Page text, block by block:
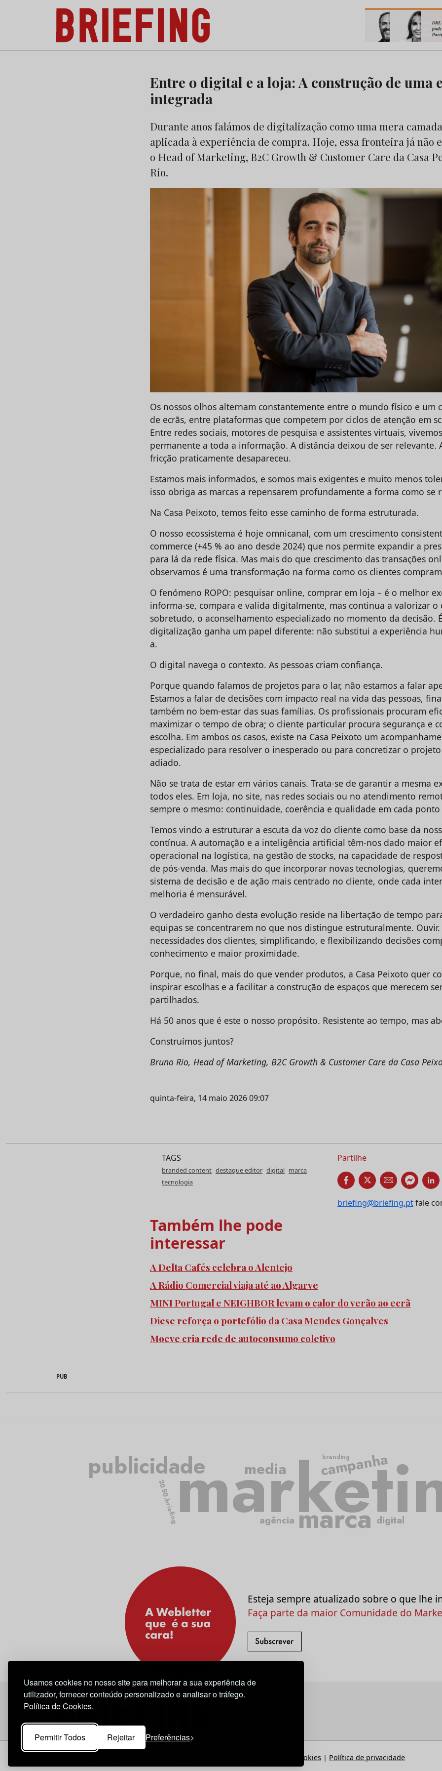
Usamos cookies no nosso site para melhorar a sua experiência de
utilizador, fornecer conteúdo personalizado e analisar o tráfego.
Política de Cookies.
Permitir Todos Rejeitar Preferências
Briefing: Todas as notícias sobre os negócios do Marketing e da Publicidade
Entre o digital e a loja: A construção de uma
integrada
Durante anos falámos de digitalização como uma mera
aplicada à experiência de compra. Hoje, essa fronteira já não
o Head of Marketing, B2C Growth & Customer Care da Casa
Rio.
Os nossos olhos alternam constantemente entre o mundo físico e um
de ecrãs, entre plataformas que competem por ciclos de atenção em
Entre redes sociais, motores de pesquisa e assistentes virtuais,
permanente a toda a informação. A distância deixou de ser relevante.
fricção praticamente desapareceu.
Estamos mais informados, e somos mais exigentes e muito menos
isso obriga as marcas a repensarem profundamente a forma como se
Na Casa Peixoto, temos feito esse caminho de forma estruturada.
O nosso ecossistema é hoje omnicanal, com um crescimento
commerce (+45 % ao ano desde 2024) que nos permite expandir a
para lá da rede física. Mas mais do que crescimento das transações
observamos é uma transformação na forma como os clientes
O fenómeno ROPO: pesquisar online, comprar em loja – é o melhor
informa-se, compara e valida digitalmente, mas continua a valorizar o
sobretudo, o aconselhamento especializado no momento da decisão.
digitalização ganha um papel diferente: não substitui a experiência
a.
O digital navega o contexto. As pessoas criam confiança.
Porque quando falamos de projetos para o lar, não estamos a falar
Estamos a falar de decisões com impacto real na vida das pessoas,
também no bem-estar das suas famílias. Os profissionais procuram
maximizar o tempo de obra; o cliente particular procura segurança e
escolha. Em ambos os casos, existe na Casa Peixoto um
especializado para resolver o inesperado ou para concretizar o
adiado.
Não se trata de estar em vários canais. Trata-se de garantir a mesma
todos eles. Em loja, no site, nas redes sociais ou no atendimento
sempre o mesmo: continuidade, coerência e qualidade em cada
Temos vindo a estruturar a escuta da voz do cliente como base da
contínua. A automação e a inteligência artificial têm-nos dado maior
operacional na logística, na gestão de stocks, na capacidade de
de pós-venda. Mas mais do que incorporar novas tecnologias,
sistema de decisão e de ação mais centrado no cliente, onde cada
melhoria é mensurável.
O verdadeiro ganho desta evolução reside na libertação de tempo
equipas se concentrarem no que nos distingue estruturalmente.
necessidades dos clientes, simplificando, e flexibilizando decisões
conhecimento e maior proximidade.
Porque, no final, mais do que vender produtos, a Casa Peixoto quer
inspirar escolhas e a facilitar a construção de espaços que merecem
partilhados.
Há 50 anos que é este o nosso propósito. Resistente ao tempo, mas
Construímos juntos?
Bruno Rio, Head of Marketing, B2C Growth & Customer Care da Casa
quinta-feira, 14 maio 2026 09:07
TAGS
branded content destaque editor digital marca
tecnologia
Partilhe
briefing@briefing.ptfale
Também lhe pode
interessar
A Delta Cafés celebra o Alentejo
A Rádio Comercial viaja até ao Algarve
MINI Portugal e NEIGHBOR levam o calor do verão ao ecrã
Diese reforça o portefólio da Casa Mendes Gonçalves
Moeve cria rede de autoconsumo coletivo
PUB
publicidade
marca
campanha
media
agência digital
2050.briefing
branding
Esteja sempre atualizado sobre o que lhe
Faça parte da maior Comunidade do
Política de Cookies | Política de privacidade